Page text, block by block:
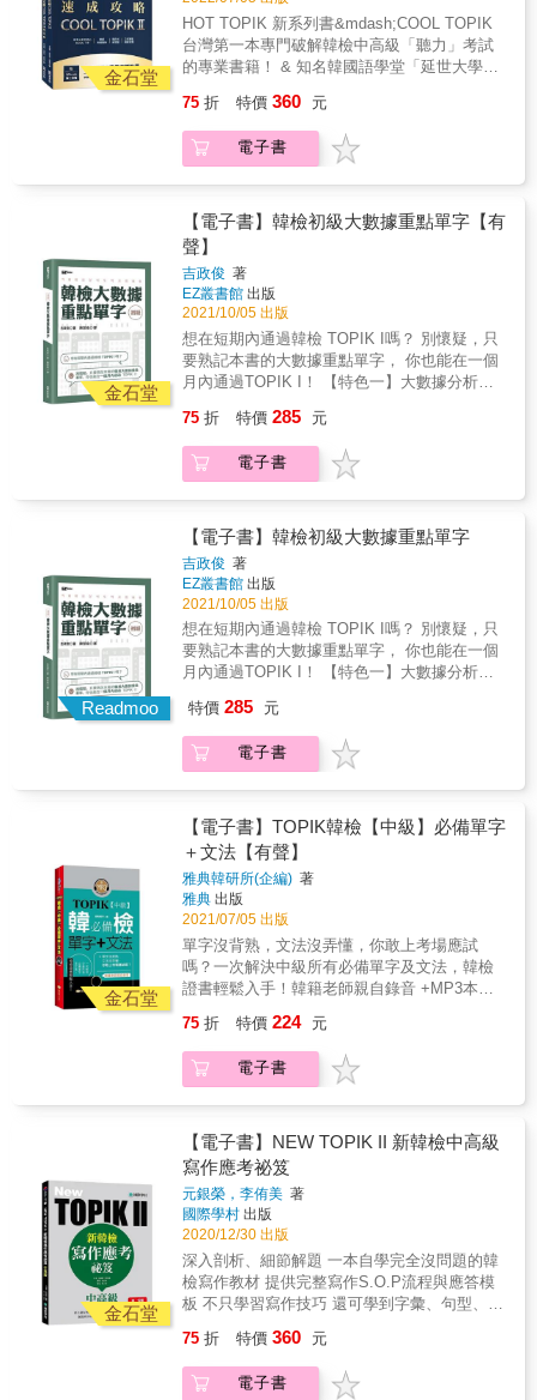
外文章標示出與題目直接相關的重點句，讓你
迅速、精準掌握每一題的對應內容。 & 特色
三、補充說明重要單字並提供豐富例句 想扎實
重點，本書大量補充韓檢高頻單字，錯誤選項
背誦單字、訓練閱讀。 & 特色四、提供寫作方
向、組織架構建議與全文範例 寫作是很多韓檢
備考者心中的大魔王，本書提供架構方向、寫
作素材建議，並附上全文範例，清楚標示素材
運用位置，就算不熟悉也能有樣學樣，掌握韓
平常不見得會接觸的領域，而不同領域的聆聽
重點不同，導致考生通常不易掌握。本書將中
高級聽力50題細分為日常對話、訪談、演講、
紀實等12種題型，內容包含社會、歷史、科學
等各類主題，貼近實際考題內容，讓你看到考
練習&rarr;基礎練習&rarr;實戰演練」階段式學
習，幫助你有系統地學習 本書各單元會先列出
該題型的重點觀念，並搭配考古題解析帶領讀
題等多元的練習打下基礎，最後再進入實戰演
練。書末附上兩回模擬試題，可全面性確認學
習狀況。 & 特色三：詳解本附全書中譯及解
析，自學聽力穩拿高分 全書中譯及答案解析收
錄於詳解本，方便讀者對照學習，文章中出現
的重要單字也附上中文解釋，就算是自學或考
前衝刺的讀者，也能運用這本書拿到高分。 &
金石堂
HOT TOPIK 新系列書&mdash;COOL TOPIK
台灣第一本專門破解韓檢中高級「聽力」考試
的專業書籍！ & 知名韓國語學堂「延世大學」
收錄完整兩回實戰模擬試題， 從基礎到實戰，
一步步達成目標！ & 看了不少韓綜、韓劇，但
韓檢的聽力分數怎麼沒有提高？ 那是因為韓國
試題型，也能提前熟悉聽力考試的語速及語
調，幫助你考好韓檢。 & 本書特色 & 特色一：
韓國延世大學語學堂三位老師共同開發，分析
最新考題趨勢，整理出12種題型，最符合實際
考題內容 韓檢聽力除了日常內容外，亦有許多
平常不見得會接觸的領域，而不同領域的聆聽
重點不同，導致考生通常不易掌握。本書將中
高級聽力50題細分為日常對話、訪談、演講、
紀實等12種題型，內容包含社會、歷史、科學
等各類主題，貼近實際考題內容，讓你看到考
練習&rarr;基礎練習&rarr;實戰演練」階段式學
習，幫助你有系統地學習 本書各單元會先列出
該題型的重點觀念，並搭配考古題解析帶領讀
題等多元的練習打下基礎，最後再進入實戰演
練。書末附上兩回模擬試題，可全面性確認學
習狀況。 & 特色三：詳解本附全書中譯及解
析，自學聽力穩拿高分 全書中譯及答案解析收
錄於詳解本，方便讀者對照學習，文章中出現
的重要單字也附上中文解釋，就算是自學或考
75 折 特價 360 元
電子書
金石堂
【電子書】韓檢初級大數據重點單字【有
聲】
吉政俊 著
EZ叢書館 出版
2021/10/05 出版
想在短期內通過韓檢 TOPIK I嗎？ 別懷疑，只
要熟記本書的大數據重點單字， 你也能在一個
月內通過TOPIK I！ 【特色一】大數據分析韓
書單字經嚴謹的數據化分析，從考古題中撈出
1374個韓檢最常出現的單字，並依出題頻率、
重要程度和詞性分類整理。詞彙篇穿插練習
彙，幫助學習者快速判斷正確使用情境！ 韓文
詞彙中有大量的近義詞，例如「가격/값（價
格）」、「모습/모양（模樣）」、「참가/참
여/참석（參加）」等，翻成中文雖然都很像，
但在韓文中的語感和使用情境卻大不相同！這
些細節差異，在本書第二章皆有詳細說明。
【特色三】單字填空總複習，考前衝刺就靠
它！ 本書的最終章附上考前衝刺練習題，以填
空方式出題，搭配中文翻譯，幫你快速複習書
75 折 特價 285 元
電子書
Readmoo
【電子書】韓檢初級大數據重點單字
吉政俊 著
EZ叢書館 出版
2021/10/05 出版
想在短期內通過韓檢 TOPIK I嗎？ 別懷疑，只
要熟記本書的大數據重點單字， 你也能在一個
月內通過TOPIK I！ 【特色一】大數據分析韓
書單字經嚴謹的數據化分析，從考古題中撈出
1374個韓檢最常出現的單字，並依出題頻率、
重要程度和詞性分類整理。詞彙篇穿插練習
彙，幫助學習者快速判斷正確使用情境！ 韓文
詞彙中有大量的近義詞，例如「가격/값（價
格）」、「모습/모양（模樣）」、「참가/참
여/참석（參加）」等，翻成中文雖然都很像，
但在韓文中的語感和使用情境卻大不相同！這
些細節差異，在本書第二章皆有詳細說明。
【特色三】單字填空總複習，考前衝刺就靠
它！ 本書的最終章附上考前衝刺練習題，以填
空方式出題，搭配中文翻譯，幫你快速複習書
中出現過的重點單字！
特價 285 元
電子書
金石堂
【電子書】TOPIK韓檢【中級】必備單字
＋文法【有聲】
雅典韓研所(企編) 著
雅典 出版
2021/07/05 出版
單字沒背熟，文法沒弄懂，你敢上考場應試
嗎？一次解決中級所有必備單字及文法，韓檢
證書輕鬆入手！韓籍老師親自錄音 +MP3本書
檢定考題最常出現的初級文法。除了掌握必考
單字與文法，還有簡單例句幫助學習，再配合
朗讀MP3加強聽力，讓您一次搞定韓檢初級單
75 折 特價 224 元
電子書
金石堂
【電子書】NEW TOPIK II 新韓檢中高級
寫作應考祕笈
元銀榮，李侑美 著
國際學村 出版
2020/12/30 出版
深入剖析、細節解題 一本自學完全沒問題的韓
檢寫作教材 提供完整寫作S.O.P流程與應答模
板 不只學習寫作技巧 還可學到字彙、句型、文
TOPIK寫作必須跟時間競賽，得在50分鐘內完
成兩題短句填空、一篇300字短作文與一篇700
字長作文。從閱讀、思考、落筆到完成答題，
75 折 特價 360 元
電子書